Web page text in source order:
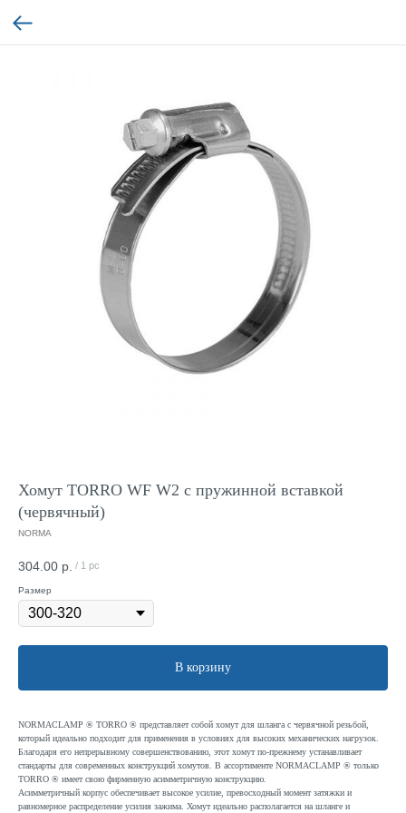
Хомут TORRO WF W2 с пружинной вставкой
(червячный)
NORMA
304.00 р. / 1 pc
Размер
В корзину
NORMACLAMP ® TORRO ® представляет собой хомут для шланга с червячной резьбой,
который идеально подходит для применения в условиях для высоких механических нагрузок.
Благодаря его непрерывному совершенствованию, этот хомут по-прежнему устанавливает
стандарты для современных конструкций хомутов. В ассортименте NORMACLAMP ® только
TORRO ® имеет свою фирменную асимметричную конструкцию.
Асимметричный корпус обеспечивает высокое усилие, превосходный момент затяжки и
равномерное распределение усилия зажима. Хомут идеально располагается на шланге и